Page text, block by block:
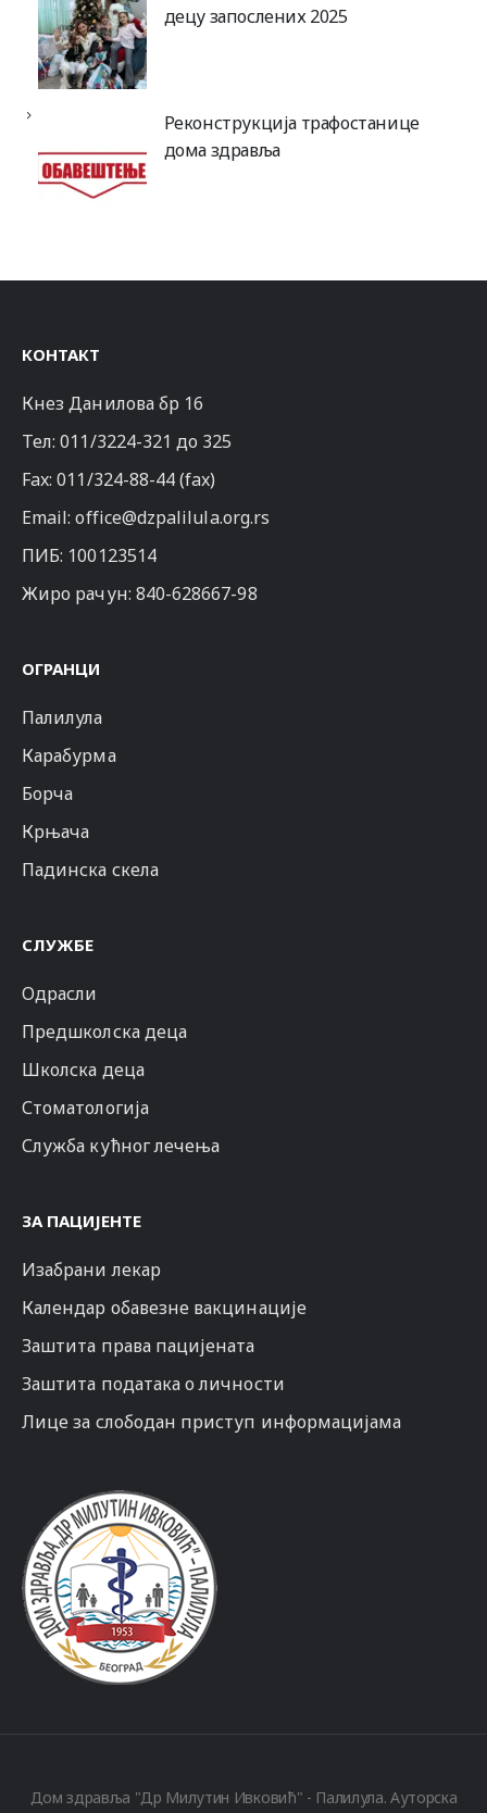
децу запослених 2025
Реконструкција трафостанице
дома здравља
КОНТАКТ
Кнез Данилова бр 16
Тел:011/3224-321 до 325
Fax: 011/324-88-44 (fax)
Email:office@dzpalilula.org.rs
ПИБ: 100123514
Жиро рачун: 840-628667-98
ОГРАНЦИ
Палилула
Карабурма
Борча
Крњача
Падинска скела
СЛУЖБЕ
Одрасли
Предшколска деца
Школска деца
Стоматологија
Служба кућног лечења
ЗА ПАЦИЈЕНТЕ
Изабрани лекар
Календар обавезне вакцинације
Заштита права пацијената
Заштита података о личности
Лице за слободан приступ информацијама
Дом здравља "Др Милутин Ивковић" - Палилула. Ауторска